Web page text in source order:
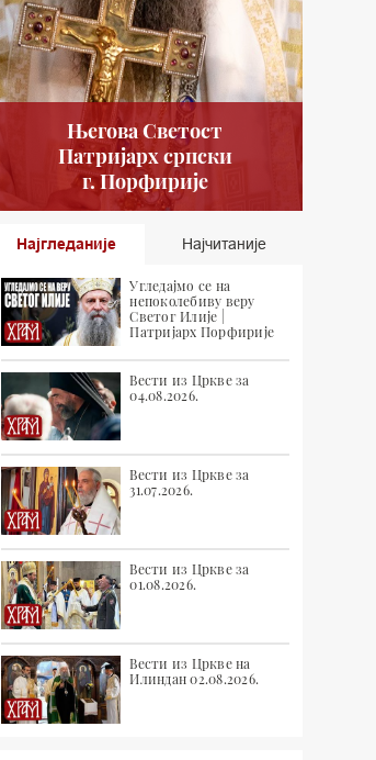
Његова Светост
Патријарх српски
г. Порфирије
Најгледаније Најчитаније
Угледајмо се на
непоколебиву веру
Светог Илије |
Патријарх Порфирије
Вести из Цркве за
04.08.2026.
Вести из Цркве за
31.07.2026.
Вести из Цркве за
01.08.2026.
Вести из Цркве на
Илиндан 02.08.2026.